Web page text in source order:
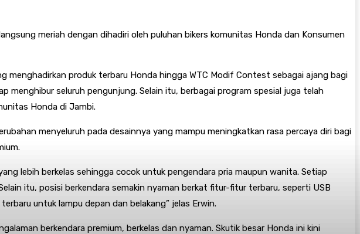
meriah dengan dihadiri oleh puluhan bikers komunitas Honda dan Konsumen
menghadirkan produk terbaru Honda hingga WTC Modif Contest sebagai ajang bagi
menghibur seluruh pengunjung. Selain itu, berbagai program spesial juga telah
Honda di Jambi.
menyeluruh pada desainnya yang mampu meningkatkan rasa percaya diri bagi
lebih berkelas sehingga cocok untuk pengendara pria maupun wanita. Setiap
itu, posisi berkendara semakin nyaman berkat fitur-fitur terbaru, seperti USB
untuk lampu depan dan belakang” jelas Erwin.
berkendara premium, berkelas dan nyaman. Skutik besar Honda ini kini